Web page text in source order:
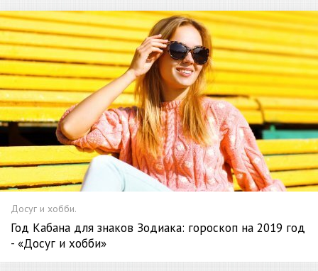
Досуг и хобби.
Год Кабана для знаков Зодиака: гороскоп на 2019 год
- «Досуг и хобби»